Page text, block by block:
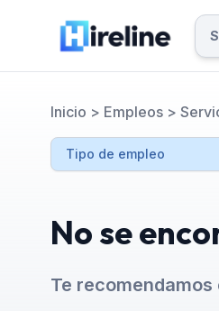
Inicio > Empleos >
No se
Te